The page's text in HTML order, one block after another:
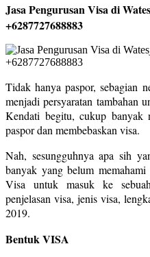
Jasa Pengurusan Visa di
+6287727688883
Tidak hanya paspor, sebagian
menjadi persyaratan tambahan
Kendati begitu, cukup banyak
paspor dan membebaskan visa.
Nah, sesungguhnya apa sih
banyak yang belum
Visa untuk masuk ke
penjelasan visa, jenis visa,
2019.
Bentuk VISA